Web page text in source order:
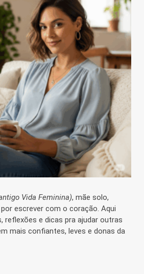
Vida Feminina), mãe solo,
escrever com o coração. Aqui
reflexões e dicas pra ajudar outras
mais confiantes, leves e donas da